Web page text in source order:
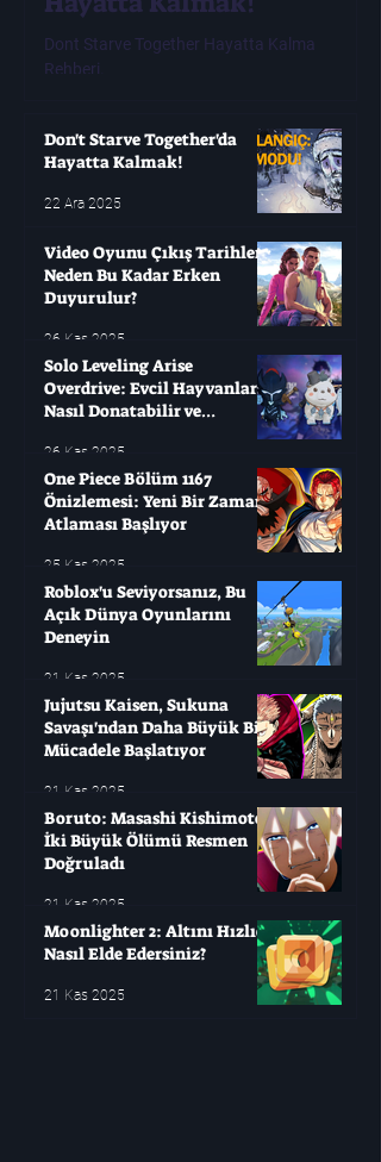
Dont Starve Together Hayatta Kalma
Rehberi.
Don't Starve Together'da
Hayatta Kalmak!
22 Ara 2025
Video Oyunu Çıkış Tarihleri ​​
Neden Bu Kadar Erken
Duyurulur?
26 Kas 2025
Solo Leveling Arise
Overdrive: Evcil Hayvanları
Nasıl Donatabilir ve
26 Kas 2025
One Piece Bölüm 1167
Önizlemesi: Yeni Bir Zaman
Atlaması Başlıyor
25 Kas 2025
Roblox'u Seviyorsanız, Bu
Açık Dünya Oyunlarını
Deneyin
21 Kas 2025
Jujutsu Kaisen, Sukuna
Savaşı'ndan Daha Büyük Bir
Mücadele Başlatıyor
21 Kas 2025
Boruto: Masashi Kishimoto
İki Büyük Ölümü Resmen
Doğruladı
21 Kas 2025
Moonlighter 2: Altını Hızlıca
Nasıl Elde Edersiniz?
21 Kas 2025